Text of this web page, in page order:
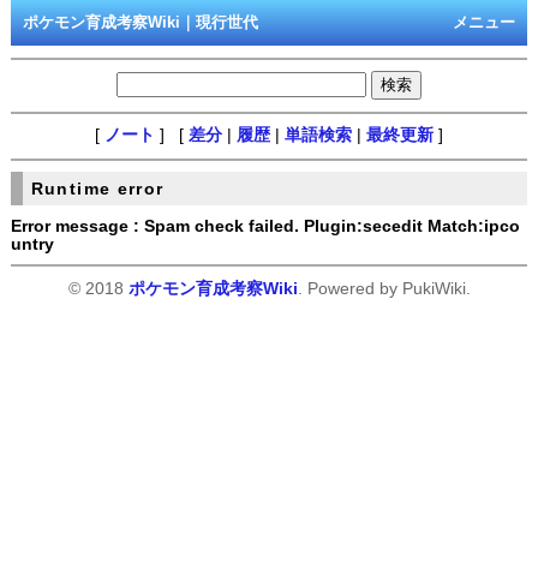
メニュー
ポケモン育成考察Wiki｜現行世代
[ ノート ] [ 差分 履歴 単語検索 最終更新 ]
Runtime error
Error message : Spam check failed. Plugin:secedit Match:ipco
untry
© 2018 ポケモン育成考察Wiki . Powered by PukiWiki.